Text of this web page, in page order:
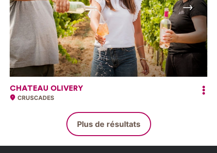
Suivant
CHATEAU OLIVERY
CRUSCADES
Plus de résultats